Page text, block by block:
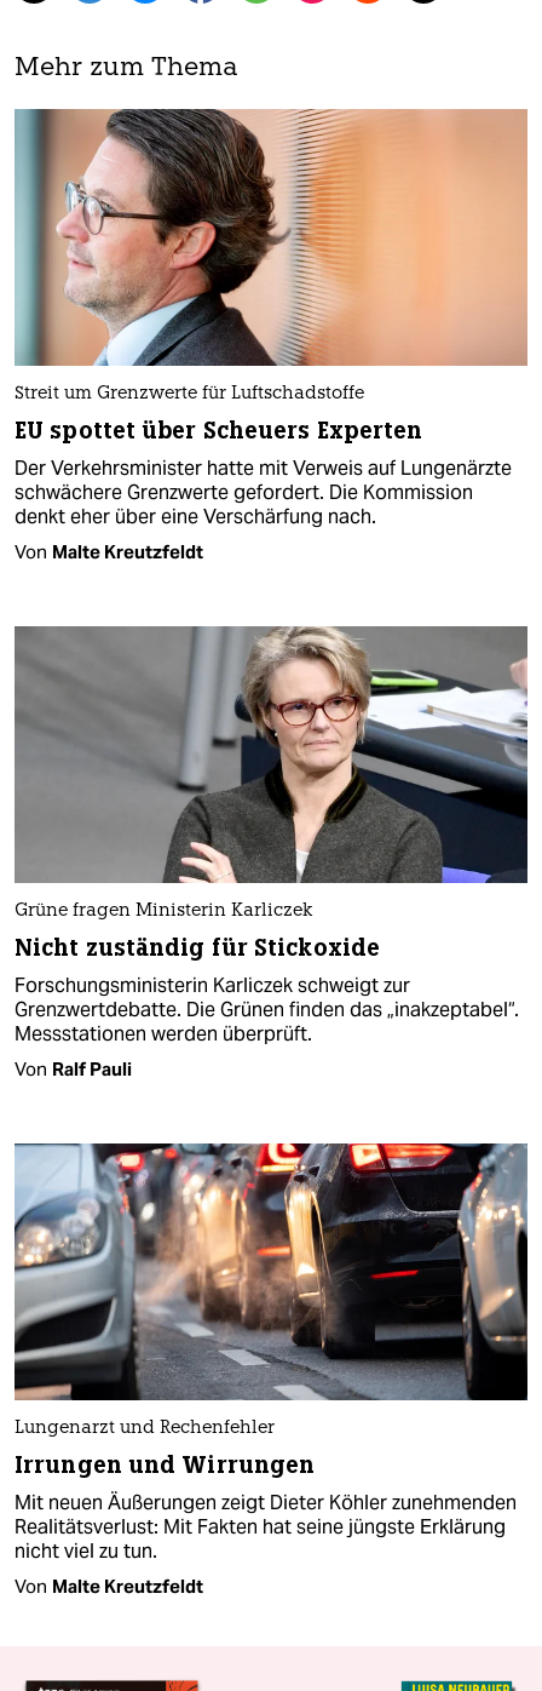
Mehr zum Thema
Streit um Grenzwerte für Luftschadstoffe
EU spottet über Scheuers Experten
Der Verkehrsminister hatte mit Verweis auf Lungenärzte
schwächere Grenzwerte gefordert. Die Kommission
denkt eher über eine Verschärfung nach.
Von Malte Kreutzfeldt
Grüne fragen Ministerin Karliczek
Nicht zuständig für Stickoxide
Forschungsministerin Karliczek schweigt zur
Grenzwertdebatte. Die Grünen finden das „inakzeptabel“.
Messstationen werden überprüft.
Von Ralf Pauli
Lungenarzt und Rechenfehler
Irrungen und Wirrungen
Mit neuen Äußerungen zeigt Dieter Köhler zunehmenden
Realitätsverlust: Mit Fakten hat seine jüngste Erklärung
nicht viel zu tun.
Von Malte Kreutzfeldt